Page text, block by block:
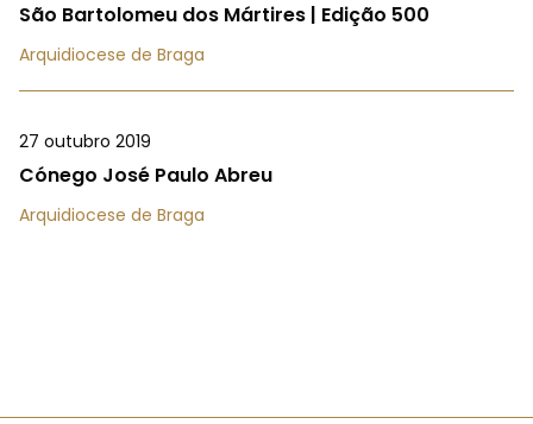
São Bartolomeu dos Mártires | Edição 500
Arquidiocese de Braga
27 outubro 2019
Cónego José Paulo Abreu
Arquidiocese de Braga